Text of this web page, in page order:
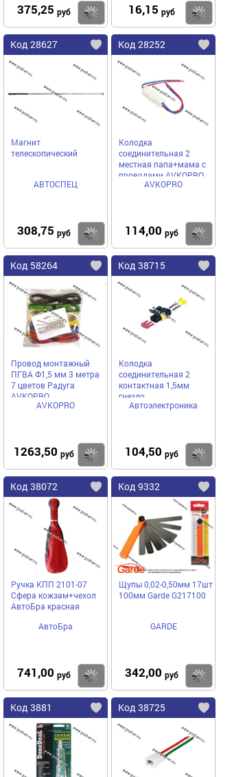
375,25 руб Купить
16,15 руб
Код 28627
Магнит
телескопический
АВТОСПЕЦ
308,75 руб Купить
Код 28252
Колодка
соединительная 2
местная папа+мама с
проводами AVKOPRO
AVKOPRO
114,00 руб
Код 58264
Провод монтажный
ПГВА Ф1,5 мм 3 метра
7 цветов Радуга
AVKOPRO
AVKOPRO
1263,50 руб Купить
Код 38715
Колодка
соединительная 2
контактная 1,5мм
гнездо
АВТОЭЛЕКТРОНИКА
Автоэлектроника
104,50 руб
Код 38072
Ручка КПП 2101-07
Сфера кожзам+чехол
АвтоБра красная
АвтоБра
741,00 руб Купить
Код 9332
Щупы 0,02-0,50мм 17шт
100мм Garde G217100
GARDE
342,00 руб
Код 3881 Код 38725